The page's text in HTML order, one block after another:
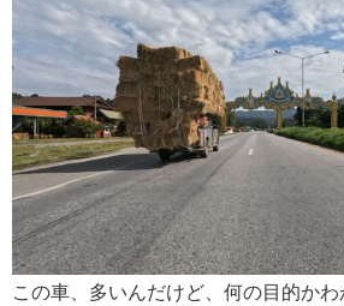
この車、多いんだけど、何の目的か